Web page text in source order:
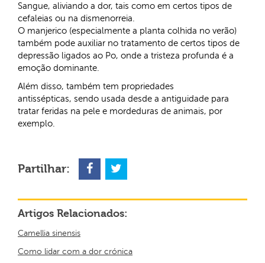
Sangue, aliviando a dor, tais como em certos tipos de
cefaleias ou na dismenorreia.
O manjerico (especialmente a planta colhida no verão)
também pode auxiliar no tratamento de certos tipos de
depressão ligados ao Po, onde a tristeza profunda é a
emoção dominante.
Além disso, também tem propriedades
antissépticas, sendo usada desde a antiguidade para
tratar feridas na pele e mordeduras de animais, por
exemplo.
Partilhar:
Artigos Relacionados:
Camellia sinensis
Como lidar com a dor crónica